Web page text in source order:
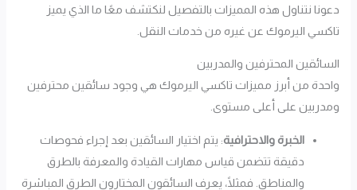
دعونا نتناول هذه المميزات بالتفصيل لنكتشف معًا ما الذي يميز
تاكسي اليرموك عن غيره من خدمات النقل.
السائقين المحترفين والمدربين
واحدة من أبرز مميزات تاكسي اليرموك هي وجود سائقين محترفين
ومدربين على أعلى مستوى.
الخبرة والاحترافية: يتم اختيار السائقين بعد إجراء فحوصات
دقيقة تتضمن قياس مهارات القيادة والمعرفة بالطرق
والمناطق. فمثلًا، يعرف السائقون المختارون الطرق المباشرة